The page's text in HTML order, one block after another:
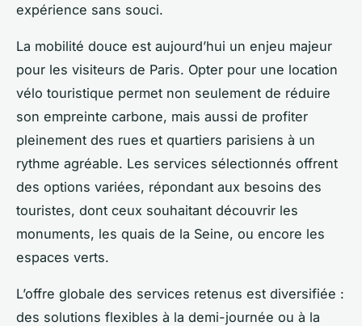
expérience sans souci.
La mobilité douce est aujourd’hui un enjeu majeur
pour les visiteurs de Paris. Opter pour une location
vélo touristique permet non seulement de réduire
son empreinte carbone, mais aussi de profiter
pleinement des rues et quartiers parisiens à un
rythme agréable. Les services sélectionnés offrent
des options variées, répondant aux besoins des
touristes, dont ceux souhaitant découvrir les
monuments, les quais de la Seine, ou encore les
espaces verts.
L’offre globale des services retenus est diversifiée :
des solutions flexibles à la demi-journée ou à la